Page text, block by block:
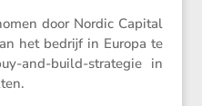
door Nordic Capital
het bedrijf in Europa te
and-build-strategie in